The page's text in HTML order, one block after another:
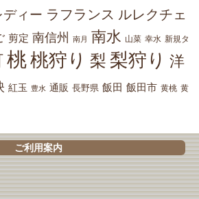
ディー ラフランス ルレクチェ
剪定 南信州 南月 南水 山菜 幸水 新規タ
桃桃狩り 梨 梨狩り 洋
紅玉 豊水 通販 長野県 飯田 飯田市 黄桃 黄
ご利用案内